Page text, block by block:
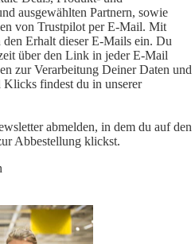
ausgewählten Partnern, sowie
von Trustpilot per E-Mail. Mit
Erhalt dieser E-Mails ein. Du
über den Link in jeder E-Mail
zur Verarbeitung Deiner Daten und
findest du in unserer
abmelden, in dem du auf den
Abbestellung klickst.